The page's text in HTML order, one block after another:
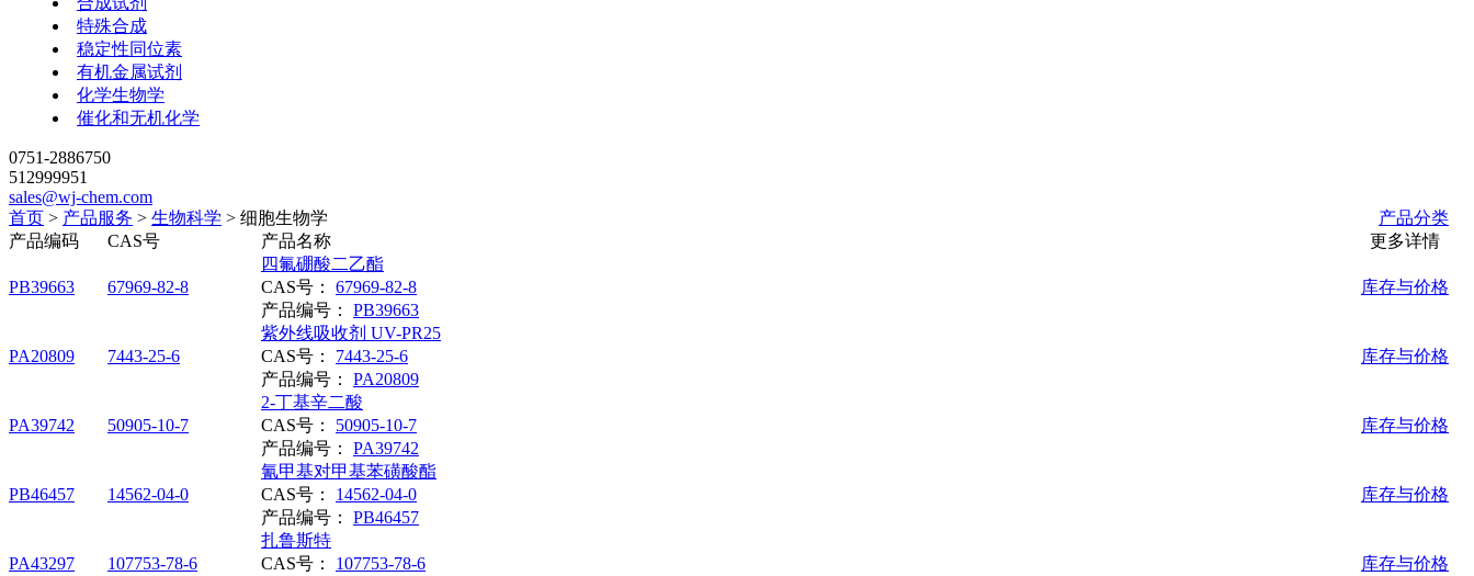
特殊合成
稳定性同位素
有机金属试剂
化学生物学
催化和无机化学
0751-2886750
512999951
sales@wj-chem.com
产品分类
首页 > 产品服务 > 生物科学 > 细胞生物学
产品编码
CAS号 产品名称 更多详情
PB39663 67969-82-8
四氟硼酸二乙酯
CAS号： 67969-82-8
产品编号： PB39663
库存与价格
PA20809 7443-25-6
紫外线吸收剂 UV-PR25
CAS号： 7443-25-6
产品编号： PA20809
库存与价格
PA39742 50905-10-7
2-丁基辛二酸
CAS号： 50905-10-7
产品编号： PA39742
库存与价格
PB46457 14562-04-0
氰甲基对甲基苯磺酸酯
CAS号： 14562-04-0
产品编号： PB46457
库存与价格
PA43297 107753-78-6
扎鲁斯特
CAS号： 107753-78-6 库存与价格